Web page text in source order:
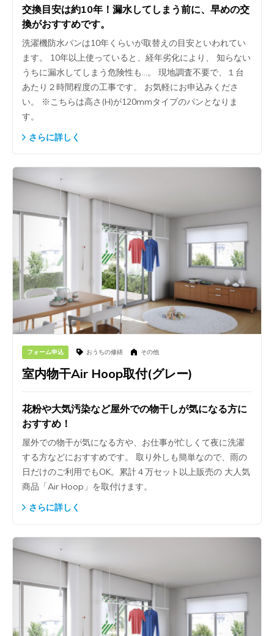
交換目安は約10年！漏水してしまう前に、早めの交
換がおすすめです。
洗濯機防水パンは10年くらいが取替えの目安といわれてい
ます。 10年以上使っていると、経年劣化により、 知らない
うちに漏水してしまう危険性も…。 現地調査不要で、１台
あたり２時間程度の工事です。 お気軽にお申込みくださ
い。 ※こちらは高さ(H)が120mmタイプのパンとなりま
す。
さらに詳しく
フォーム申込 おうちの修繕 その他
室内物干Air Hoop取付(グレー)
花粉や大気汚染など屋外での物干しが気になる方に
おすすめ！
屋外での物干が気になる方や、お仕事が忙しくて夜に洗濯
する方などにおすすめです。 取り外しも簡単なので、雨の
日だけのご利用でもOK。累計４万セット以上販売の 大人気
商品「Air Hoop」を取付けます。
さらに詳しく